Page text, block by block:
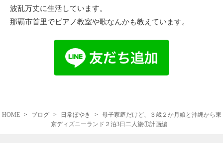
波乱万丈に生活しています。
那覇市首里でピアノ教室や歌なんかも教えています。
HOME ブログ 日常ぼやき
母子家庭だけど、３歳２か月娘と沖縄から東
京ディズニーランド２泊3日二人旅①計画編